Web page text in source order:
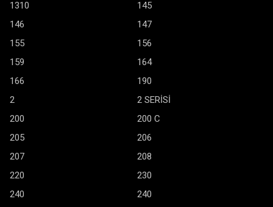
1310
145
146
147
155
156
159
164
166
190
2
2 SERİSİ
200
200 C
205
206
207
208
220
230
240
240